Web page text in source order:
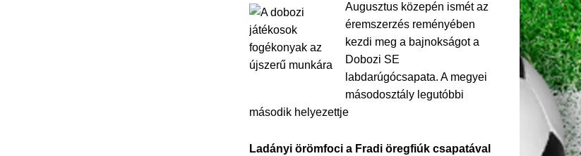
Augusztus közepén ismét az
éremszerzés reményében
kezdi meg a bajnokságot a
Dobozi SE
labdarúgócsapata. A megyei
másodosztály legutóbbi
második helyezettje
Ladányi örömfoci a Fradi öregfiúk csapatával